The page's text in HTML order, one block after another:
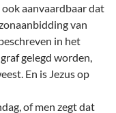
aanvaardbaar dat
van
in het
gelegd worden,
En is Jezus op
of men zegt dat